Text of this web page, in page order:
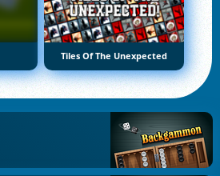
Tiles Of The Unexpected